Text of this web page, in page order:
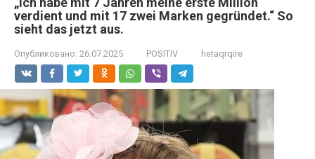
verdient und mit 17 zwei Marken gegründet.“ So
sieht das jetzt aus.
Опубликовано: 26.07.2025 POSITIV hetaqrqire